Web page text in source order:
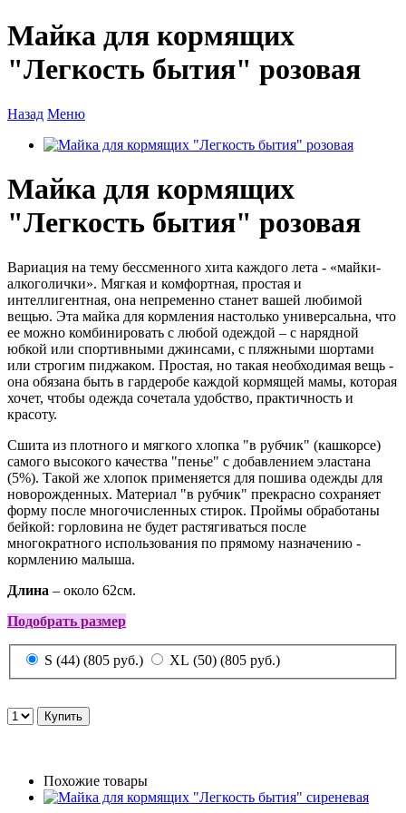
Майка для кормящих
"Легкость бытия" розовая
Назад Меню
Майка для кормящих
"Легкость бытия" розовая
Вариация на тему бессменного хита каждого лета - «майки-
алкоголички». Мягкая и комфортная, простая и
интеллигентная, она непременно станет вашей любимой
вещью. Эта майка для кормления настолько универсальна, что
ее можно комбинировать с любой одеждой – с нарядной
юбкой или спортивными джинсами, с пляжными шортами
или строгим пиджаком. Простая, но такая необходимая вещь -
она обязана быть в гардеробе каждой кормящей мамы, которая
хочет, чтобы одежда сочетала удобство, практичность и
красоту.
Сшита из плотного и мягкого хлопка "в рубчик" (кашкорсе)
самого высокого качества "пенье" с добавлением эластана
(5%). Такой же хлопок применяется для пошива одежды для
новорожденных. Материал "в рубчик" прекрасно сохраняет
форму после многочисленных стирок. Проймы обработаны
бейкой: горловина не будет растягиваться после
многократного использования по прямому назначению -
кормлению малыша.
Длина – около 62см.
Подобрать размер
S (44) (805 руб.) XL (50) (805 руб.)
Похожие товары